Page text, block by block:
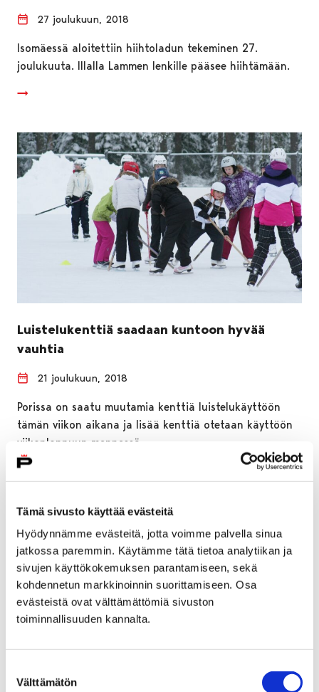
Tämä sivusto käyttää evästeitä
Hyödynnämme evästeitä, jotta voimme palvella sinua
jatkossa paremmin. Käytämme tätä tietoa analytiikan ja
sivujen käyttökokemuksen parantamiseen, sekä
kohdennetun markkinoinnin suorittamiseen. Osa
evästeistä ovat välttämättömiä sivuston
toiminnallisuuden kannalta.
valinta
Välttämätön
27 joulukuun, 2018
Isomäessä aloitettiin hiihtoladun tekeminen 27.
joulukuuta. Illalla Lammen lenkille pääsee hiihtämään.
Luistelukenttiä saadaan kuntoon hyvää
vauhtia
21 joulukuun, 2018
Porissa on saatu muutamia kenttiä luistelukäyttöön
tämän viikon aikana ja lisää kenttiä otetaan käyttöön
viikonloppuun mennessä.